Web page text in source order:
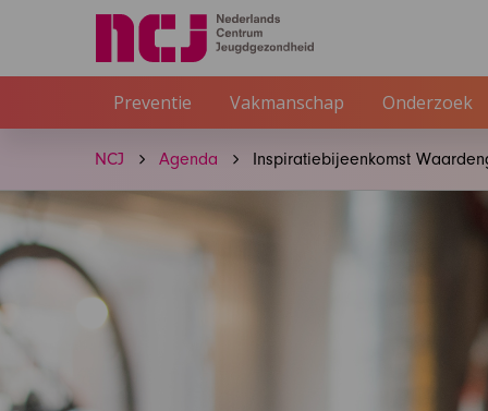
Preventie Vakmanschap Onderzoek
NCJ Agenda Inspiratiebijeenkomst